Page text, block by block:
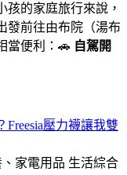
孩的家庭旅行來說，
發前往由布院（湯布
當便利：🚗 自駕開
壓力襪讓我雙
家電用品 生活綜合